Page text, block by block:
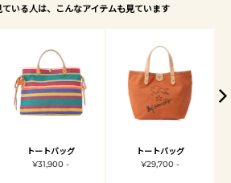
ている人は、こんなアイテムも見ています
トートバッグ
¥31,900 -
トートバッグ
¥29,700 -